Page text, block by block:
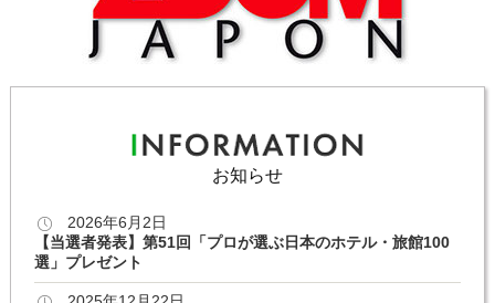
お知らせ
2026年6月2日
【当選者発表】第51回「プロが選ぶ日本のホテル・旅館100
選」プレゼント